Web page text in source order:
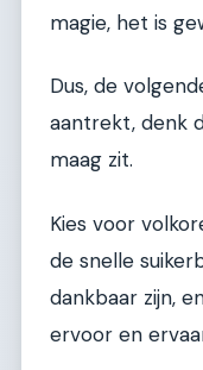
magie, het is
Dus, de
aantrekt, denk
maag zit.
Kies voor
de snelle
dankbaar zijn,
ervoor en